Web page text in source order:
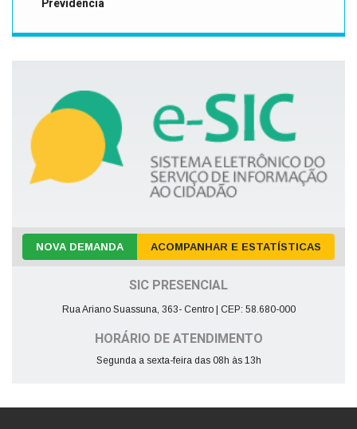
Previdência
NOVA DEMANDA ACOMPANHAR E ESTATÍSTICAS
SIC PRESENCIAL
Rua Ariano Suassuna, 363- Centro | CEP: 58.680-000
HORÁRIO DE ATENDIMENTO
Segunda a sexta-feira das 08h às 13h